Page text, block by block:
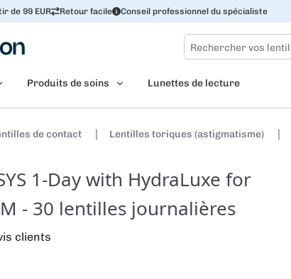
de 99 EUR Retour facile Conseil professionnel du spécialiste
Produits de soins Lunettes de lecture
de contact Lentilles toriques (astigmatisme)
1-Day with HydraLuxe for
- 30 lentilles journalières
clients